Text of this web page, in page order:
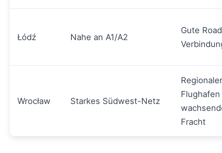
Łódź Nahe an A1/A2
Gute
Wrocław Starkes Südwest-Netz
Regionaler
Fracht